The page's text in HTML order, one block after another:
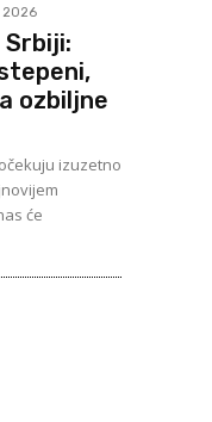
2026
ozbiljne
izuzetno
će